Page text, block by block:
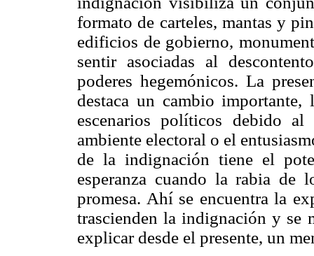
formato de carteles, mantas y
edificios de gobierno,
sentir asociadas al
poderes hegemónicos. La
destaca un cambio importante,
escenarios políticos debido
ambiente electoral o el
de la indignación tiene el
esperanza cuando la rabia de
promesa. Ahí se encuentra la
trascienden la indignación y se
explicar desde el presente, un